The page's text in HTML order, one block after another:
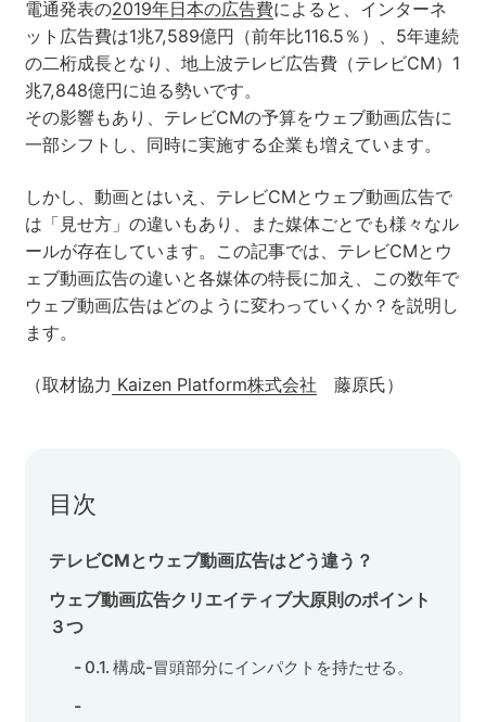
SEO ホワイトペーパー
CRM
Google Cloud／BI
実績・事例
電通発表の2019年日本の広告費によると、インターネ
ット広告費は1兆7,589億円（前年比116.5％）、5年連続
の二桁成長となり、地上波テレビ広告費（テレビCM）1
兆7,848億円に迫る勢いです。
その影響もあり、テレビCMの予算をウェブ動画広告に
一部シフトし、同時に実施する企業も増えています。
しかし、動画とはいえ、テレビCMとウェブ動画広告で
は「見せ方」の違いもあり、また媒体ごとでも様々なル
ールが存在しています。この記事では、テレビCMとウ
ェブ動画広告の違いと各媒体の特長に加え、この数年で
ウェブ動画広告はどのように変わっていくか？を説明し
ます。
（取材協力 Kaizen Platform株式会社 藤原氏）
目次
テレビCMとウェブ動画広告はどう違う？
ウェブ動画広告クリエイティブ大原則のポイント
３つ
構成-冒頭部分にインパクトを持たせる。